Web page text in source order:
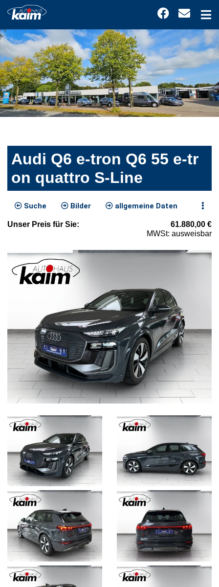
Audi Q6 e-tron Q6 55 e-tr
on quattro S-Line
Suche Bilder allgemeine Daten
Unser Preis für Sie: 61.880,00 €
MWSt: ausweisbar